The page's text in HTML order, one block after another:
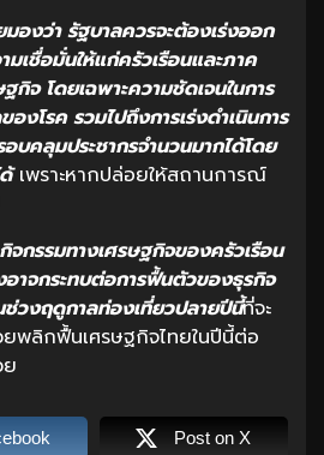
องว่า รัฐบาลควรจะต้องเร่งออก
มเชื่อมั่นให้แก่ครัวเรือนและภาค
กิจ โดยเฉพาะความชัดเจนในการ
งโรค รวมไปถึงการเร่งดำเนินการ
บคลุมประชากรจำนวนมากได้โดย
เพราะหากปล่อยให้สถานการณ์
กรรมทางเศรษฐกิจของครัวเรือน
อาจกระทบต่อการฟื้นตัวของธุรกิจ
ช่วงฤดูกาลท่องเที่ยวปลายปีนี้ที่จะ
ยพลิกฟื้นเศรษฐกิจไทยในปีนี้ต่อ
Post on X